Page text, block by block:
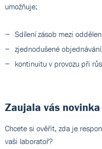
umožňuje:
Sdílení zásob mezi
zjednodušené objednávání,
kontinuitu v provozu při
Zaujala vás
Chcete si ověřit, zda je
vaši laboratoř?